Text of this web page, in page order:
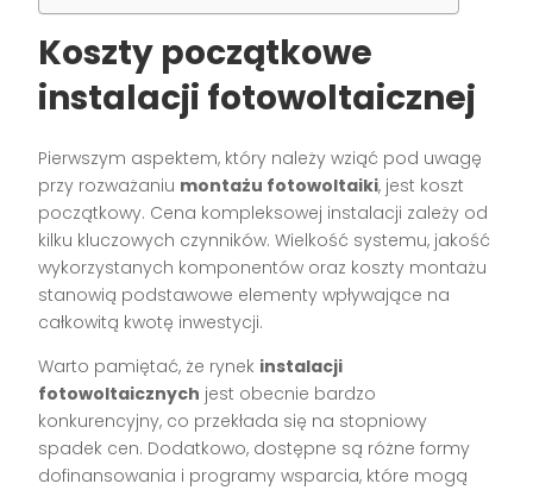
Koszty początkowe
instalacji fotowoltaicznej
Pierwszym aspektem, który należy wziąć pod uwagę
przy rozważaniu montażu fotowoltaiki, jest koszt
początkowy. Cena kompleksowej instalacji zależy od
kilku kluczowych czynników. Wielkość systemu, jakość
wykorzystanych komponentów oraz koszty montażu
stanowią podstawowe elementy wpływające na
całkowitą kwotę inwestycji.
Warto pamiętać, że rynek instalacji
fotowoltaicznych jest obecnie bardzo
konkurencyjny, co przekłada się na stopniowy
spadek cen. Dodatkowo, dostępne są różne formy
dofinansowania i programy wsparcia, które mogą